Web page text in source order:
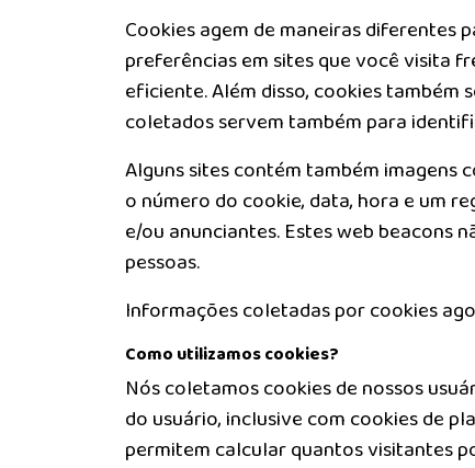
Cookies agem de maneiras diferentes
preferências em sites que você visita
eficiente. Além disso, cookies também
coletados servem também para
Alguns sites contém também imagens
o número do cookie, data, hora e um
e/ou anunciantes. Estes web beacons
pessoas.
Informações coletadas por cookies
Como utilizamos cookies?
Nós coletamos cookies de nossos
do usuário, inclusive com cookies de
permitem calcular quantos visitantes